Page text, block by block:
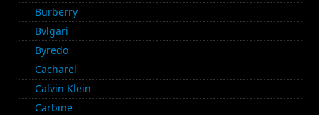
Burberry
Bvlgari
Byredo
Cacharel
Calvin Klein
Carbine